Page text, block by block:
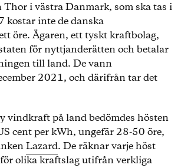
i västra Danmark, som ska tas i
inte de danska
öre. Ägaren, ett tyskt kraftbolag,
för nyttjanderätten och betalar
till land. De vann
2021, och därifrån tar det
vindkraft på land bedömdes hösten
cent per kWh, ungefär 28-50 öre,
Lazard. De räknar varje höst
olika kraftslag utifrån verkliga